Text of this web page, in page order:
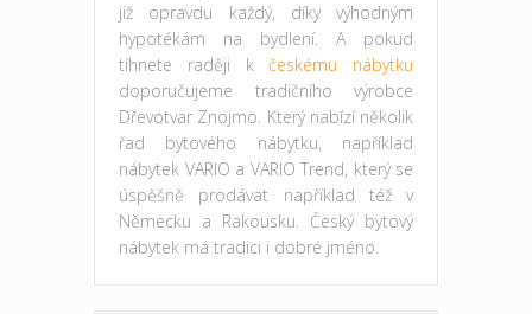
již opravdu každý, díky výhodným
hypotékám na bydlení. A pokud
tíhnete raději kčeskému nábytku
doporučujeme tradičního výrobce
Dřevotvar Znojmo. Který nabízí několik
řad bytového nábytku, například
nábytek VARIO a VARIO Trend, který se
úspěšně prodávat například též v
Německu a Rakousku. Český bytový
nábytek má tradici i dobré jméno.